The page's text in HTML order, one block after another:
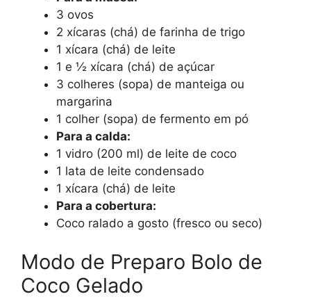
3 ovos
2 xícaras (chá) de farinha de trigo
1 xícara (chá) de leite
1 e ½ xícara (chá) de açúcar
3 colheres (sopa) de manteiga ou
margarina
1 colher (sopa) de fermento em pó
Para a calda:
1 vidro (200 ml) de leite de coco
1 lata de leite condensado
1 xícara (chá) de leite
Para a cobertura:
Coco ralado a gosto (fresco ou seco)
Modo de Preparo Bolo de
Coco Gelado